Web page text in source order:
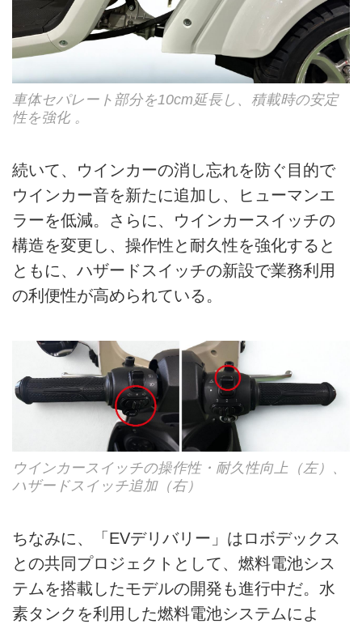
車体セパレート部分を10cm延長し、積載時の安定
性を強化 。
続いて、ウインカーの消し忘れを防ぐ目的で
ウインカー音を新たに追加し、ヒューマンエ
ラーを低減。さらに、ウインカースイッチの
構造を変更し、操作性と耐久性を強化すると
ともに、ハザードスイッチの新設で業務利用
の利便性が高められている。
ウインカースイッチの操作性・耐久性向上（左）、
ハザードスイッチ追加（右）
ちなみに、「EVデリバリー」はロボデックス
との共同プロジェクトとして、燃料電池シス
テムを搭載したモデルの開発も進行中だ。水
素タンクを利用した燃料電池システムによ